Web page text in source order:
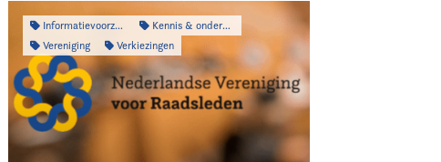
Informatievoorziening
Kennis & onderzoek
Vereniging
Verkiezingen